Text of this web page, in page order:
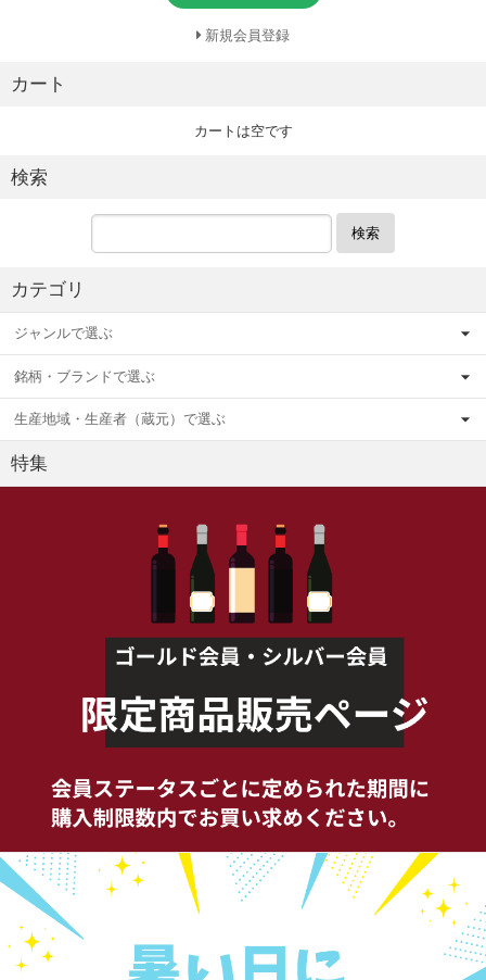
新規会員登録
カート
カートは空です
検索
検索
カテゴリ
ジャンルで選ぶ
銘柄・ブランドで選ぶ
生産地域・生産者（蔵元）で選ぶ
特集